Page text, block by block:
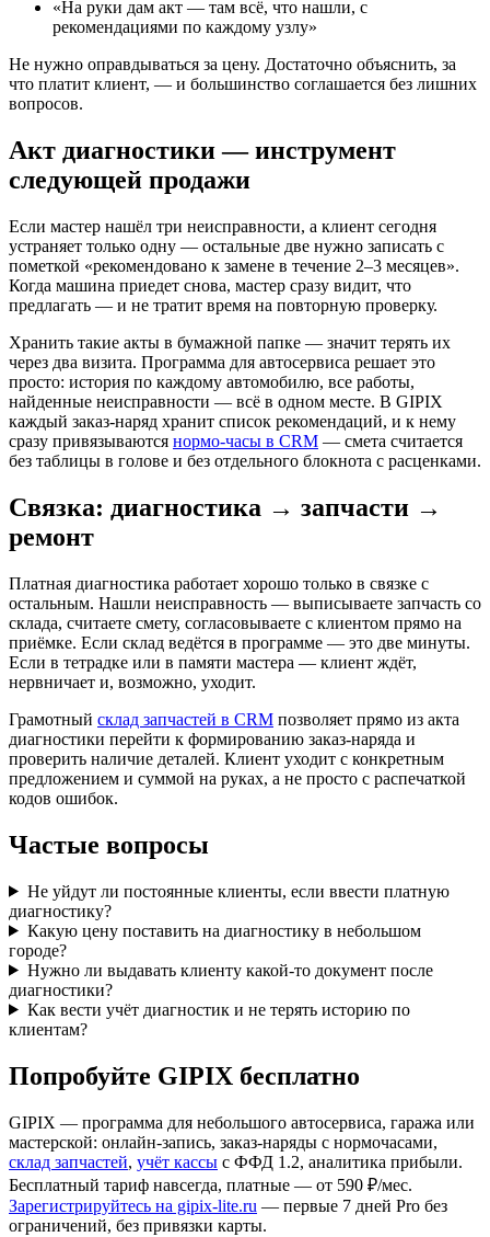
«На руки дам акт — там всё, что нашли, с
рекомендациями по каждому узлу»
Не нужно оправдываться за цену. Достаточно объяснить, за
что платит клиент, — и большинство соглашается без лишних
вопросов.
Акт диагностики — инструмент
следующей продажи
Если мастер нашёл три неисправности, а клиент сегодня
устраняет только одну — остальные две нужно записать с
пометкой «рекомендовано к замене в течение 2–3 месяцев».
Когда машина приедет снова, мастер сразу видит, что
предлагать — и не тратит время на повторную проверку.
Хранить такие акты в бумажной папке — значит терять их
через два визита. Программа для автосервиса решает это
просто: история по каждому автомобилю, все работы,
найденные неисправности — всё в одном месте. В GIPIX
каждый заказ-наряд хранит список рекомендаций, и к нему
сразу привязываются нормо-часы в CRM — смета считается
без таблицы в голове и без отдельного блокнота с расценками.
Связка: диагностика → запчасти →
ремонт
Платная диагностика работает хорошо только в связке с
остальным. Нашли неисправность — выписываете запчасть со
склада, считаете смету, согласовываете с клиентом прямо на
приёмке. Если склад ведётся в программе — это две минуты.
Если в тетрадке или в памяти мастера — клиент ждёт,
нервничает и, возможно, уходит.
Грамотный склад запчастей в CRM позволяет прямо из акта
диагностики перейти к формированию заказ-наряда и
проверить наличие деталей. Клиент уходит с конкретным
предложением и суммой на руках, а не просто с распечаткой
кодов ошибок.
Частые вопросы
Не уйдут ли постоянные клиенты, если ввести платную
диагностику?
Какую цену поставить на диагностику в небольшом
городе?
Нужно ли выдавать клиенту какой-то документ после
диагностики?
Как вести учёт диагностик и не терять историю по
клиентам?
Попробуйте GIPIX бесплатно
GIPIX — программа для небольшого автосервиса, гаража или
мастерской: онлайн-запись, заказ-наряды с нормочасами,
склад запчастей, учёт кассы с ФФД 1.2, аналитика прибыли.
Бесплатный тариф навсегда, платные — от 590 ₽/мес.
Зарегистрируйтесь на gipix-lite.ru — первые 7 дней Pro без
ограничений, без привязки карты.